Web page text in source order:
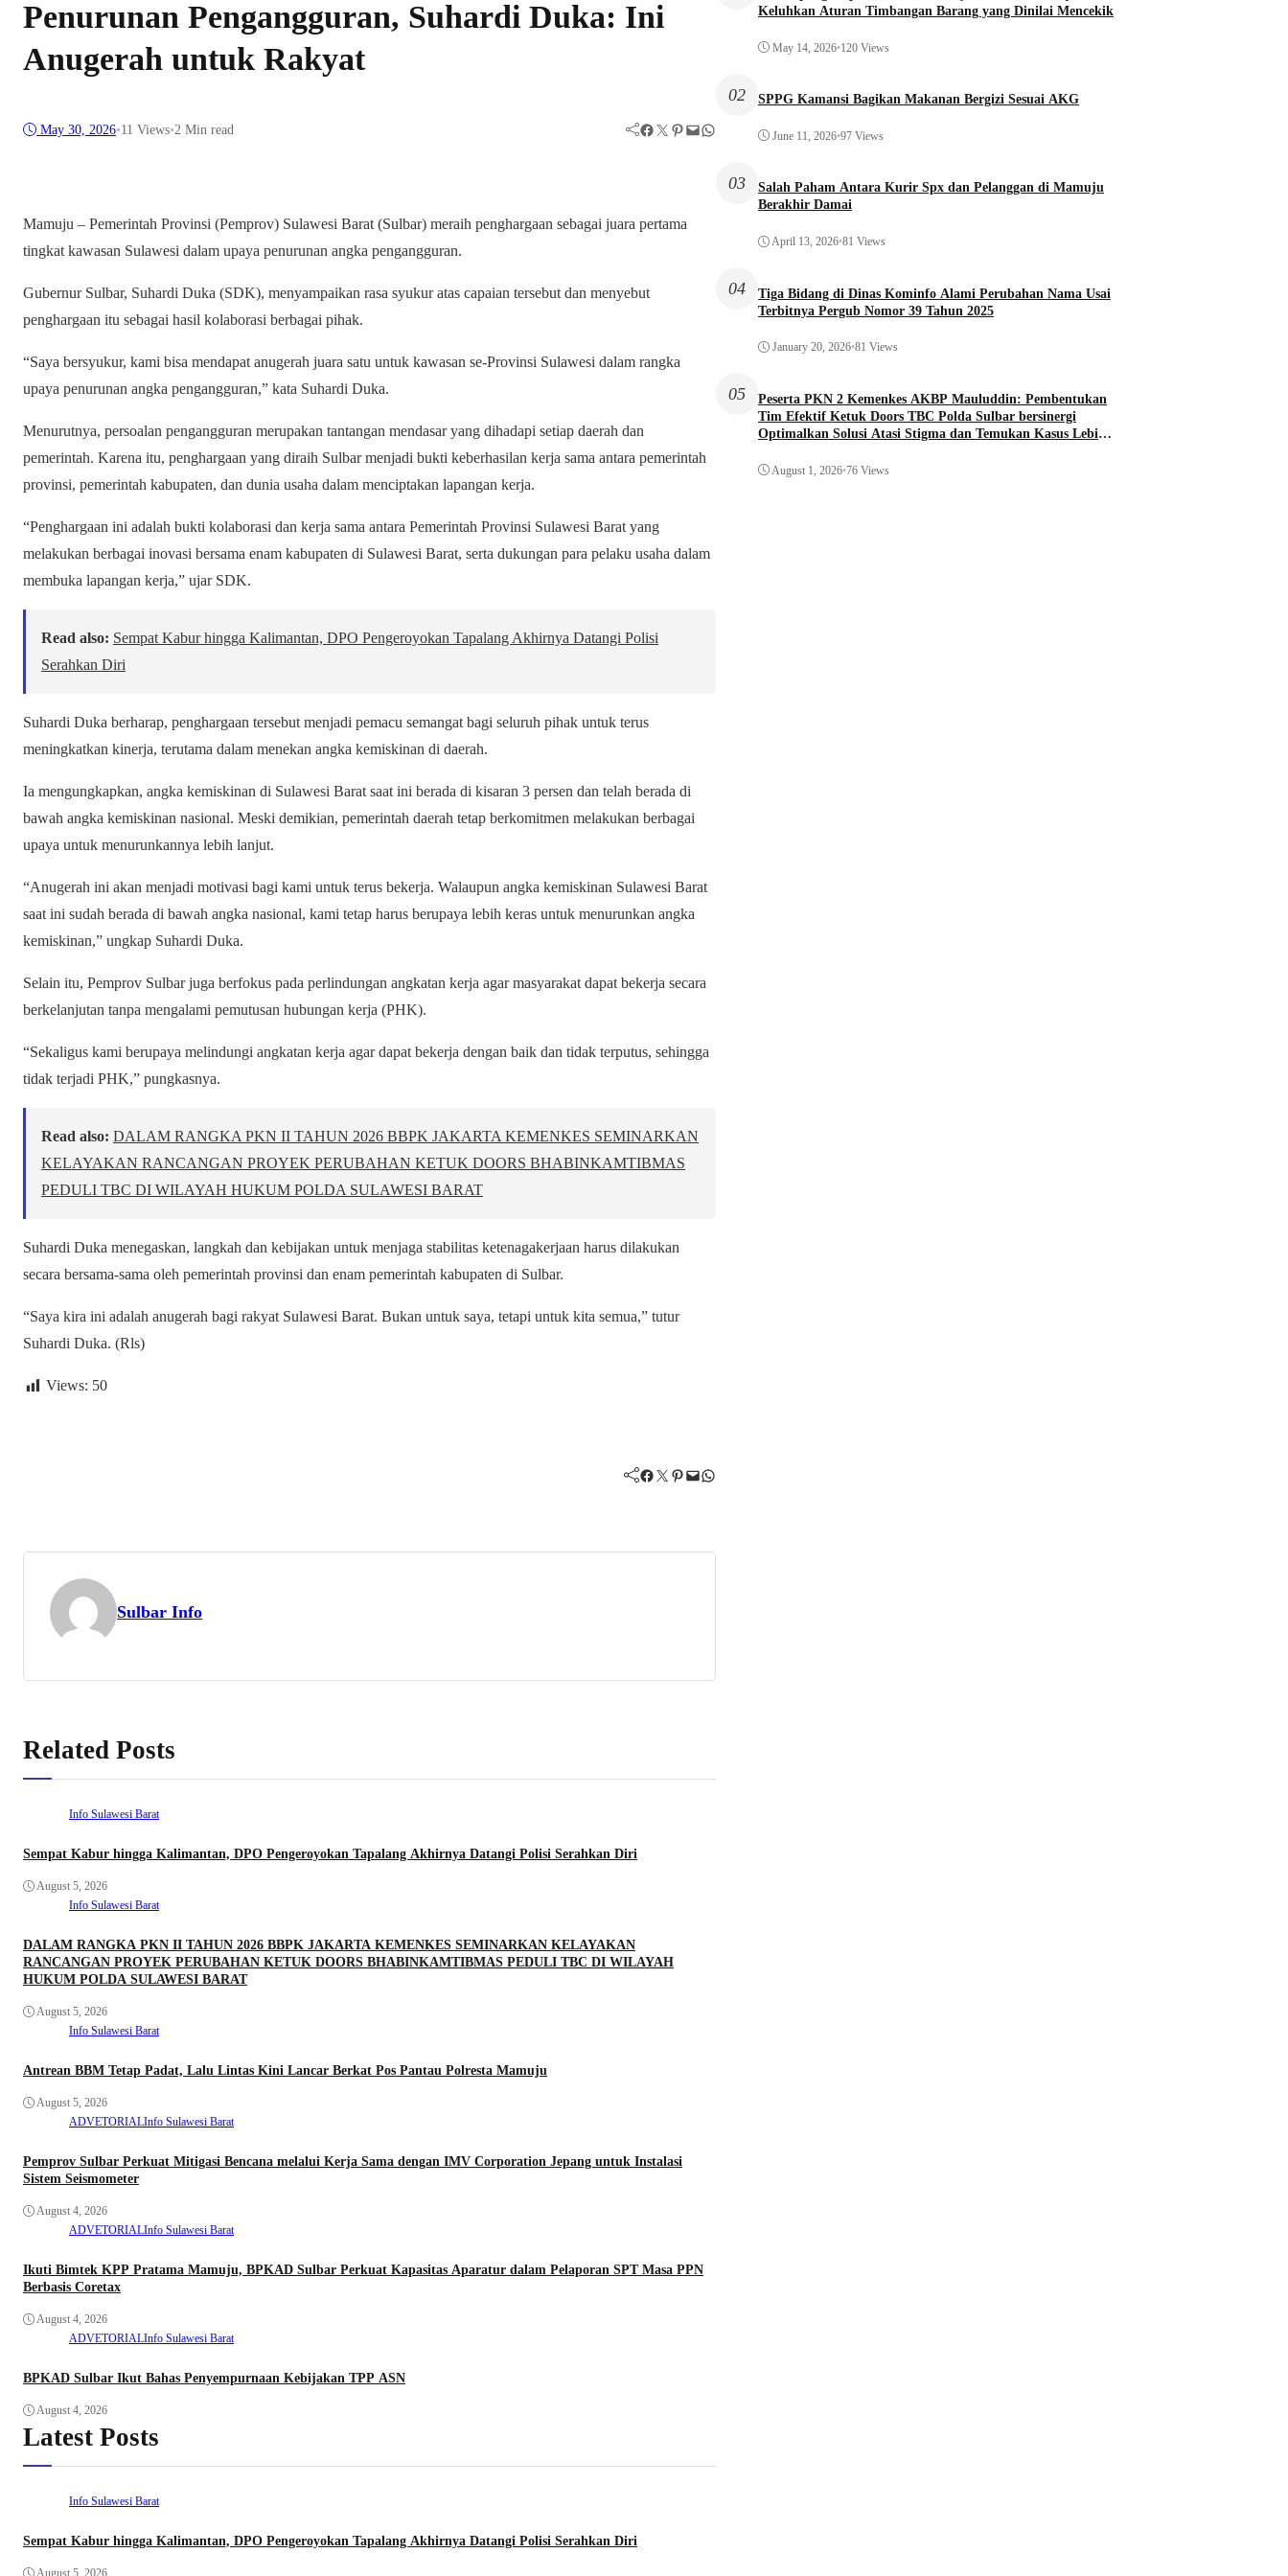
Penurunan Pengangguran, Suhardi Duka: Ini
Anugerah untuk Rakyat
May 30, 2026•11 Views•2 Min read Facebook Twitter Pinterest Mail WhatsApp
Mamuju – Pemerintah Provinsi (Pemprov) Sulawesi Barat (Sulbar) meraih penghargaan sebagai juara pertama
tingkat kawasan Sulawesi dalam upaya penurunan angka pengangguran.
Gubernur Sulbar, Suhardi Duka (SDK), menyampaikan rasa syukur atas capaian tersebut dan menyebut
penghargaan itu sebagai hasil kolaborasi berbagai pihak.
“Saya bersyukur, kami bisa mendapat anugerah juara satu untuk kawasan se-Provinsi Sulawesi dalam rangka
upaya penurunan angka pengangguran,” kata Suhardi Duka.
Menurutnya, persoalan pengangguran merupakan tantangan mendasar yang dihadapi setiap daerah dan
pemerintah. Karena itu, penghargaan yang diraih Sulbar menjadi bukti keberhasilan kerja sama antara pemerintah
provinsi, pemerintah kabupaten, dan dunia usaha dalam menciptakan lapangan kerja.
“Penghargaan ini adalah bukti kolaborasi dan kerja sama antara Pemerintah Provinsi Sulawesi Barat yang
melakukan berbagai inovasi bersama enam kabupaten di Sulawesi Barat, serta dukungan para pelaku usaha dalam
membuka lapangan kerja,” ujar SDK.
Read also: Sempat Kabur hingga Kalimantan, DPO Pengeroyokan Tapalang Akhirnya Datangi Polisi
Serahkan Diri
Suhardi Duka berharap, penghargaan tersebut menjadi pemacu semangat bagi seluruh pihak untuk terus
meningkatkan kinerja, terutama dalam menekan angka kemiskinan di daerah.
Ia mengungkapkan, angka kemiskinan di Sulawesi Barat saat ini berada di kisaran 3 persen dan telah berada di
bawah angka kemiskinan nasional. Meski demikian, pemerintah daerah tetap berkomitmen melakukan berbagai
upaya untuk menurunkannya lebih lanjut.
“Anugerah ini akan menjadi motivasi bagi kami untuk terus bekerja. Walaupun angka kemiskinan Sulawesi Barat
saat ini sudah berada di bawah angka nasional, kami tetap harus berupaya lebih keras untuk menurunkan angka
kemiskinan,” ungkap Suhardi Duka.
Selain itu, Pemprov Sulbar juga berfokus pada perlindungan angkatan kerja agar masyarakat dapat bekerja secara
berkelanjutan tanpa mengalami pemutusan hubungan kerja (PHK).
“Sekaligus kami berupaya melindungi angkatan kerja agar dapat bekerja dengan baik dan tidak terputus, sehingga
tidak terjadi PHK,” pungkasnya.
Read also: DALAM RANGKA PKN II TAHUN 2026 BBPK JAKARTA KEMENKES SEMINARKAN
KELAYAKAN RANCANGAN PROYEK PERUBAHAN KETUK DOORS BHABINKAMTIBMAS
PEDULI TBC DI WILAYAH HUKUM POLDA SULAWESI BARAT
Suhardi Duka menegaskan, langkah dan kebijakan untuk menjaga stabilitas ketenagakerjaan harus dilakukan
secara bersama-sama oleh pemerintah provinsi dan enam pemerintah kabupaten di Sulbar.
“Saya kira ini adalah anugerah bagi rakyat Sulawesi Barat. Bukan untuk saya, tetapi untuk kita semua,” tutur
Suhardi Duka. (Rls)
Views: 50
Facebook Twitter Pinterest Mail WhatsApp
Sulbar Info
Related Posts
Info Sulawesi Barat
Sempat Kabur hingga Kalimantan, DPO Pengeroyokan Tapalang Akhirnya Datangi Polisi Serahkan Diri
August 5, 2026
Info Sulawesi Barat
DALAM RANGKA PKN II TAHUN 2026 BBPK JAKARTA KEMENKES SEMINARKAN KELAYAKAN
RANCANGAN PROYEK PERUBAHAN KETUK DOORS BHABINKAMTIBMAS PEDULI TBC DI WILAYAH
HUKUM POLDA SULAWESI BARAT
August 5, 2026
Info Sulawesi Barat
Antrean BBM Tetap Padat, Lalu Lintas Kini Lancar Berkat Pos Pantau Polresta Mamuju
August 5, 2026
ADVETORIALInfo Sulawesi Barat
Pemprov Sulbar Perkuat Mitigasi Bencana melalui Kerja Sama dengan IMV Corporation Jepang untuk Instalasi
Sistem Seismometer
August 4, 2026
ADVETORIALInfo Sulawesi Barat
Ikuti Bimtek KPP Pratama Mamuju, BPKAD Sulbar Perkuat Kapasitas Aparatur dalam Pelaporan SPT Masa PPN
Berbasis Coretax
August 4, 2026
ADVETORIALInfo Sulawesi Barat
BPKAD Sulbar Ikut Bahas Penyempurnaan Kebijakan TPP ASN
August 4, 2026
Latest Posts
Info Sulawesi Barat
Sempat Kabur hingga Kalimantan, DPO Pengeroyokan Tapalang Akhirnya Datangi Polisi Serahkan Diri
Keluhkan Aturan Timbangan Barang yang Dinilai Mencekik
May 14, 2026•120 Views
02 SPPG Kamansi Bagikan Makanan Bergizi Sesuai AKG
June 11, 2026•97 Views
03
Salah Paham Antara Kurir Spx dan Pelanggan di Mamuju
Berakhir Damai
April 13, 2026•81 Views
04
Tiga Bidang di Dinas Kominfo Alami Perubahan Nama Usai
Terbitnya Pergub Nomor 39 Tahun 2025
January 20, 2026•81 Views
05
Peserta PKN 2 Kemenkes AKBP Mauluddin: Pembentukan
Tim Efektif Ketuk Doors TBC Polda Sulbar bersinergi
Optimalkan Solusi Atasi Stigma dan Temukan Kasus Lebih
August 1, 2026•76 Views